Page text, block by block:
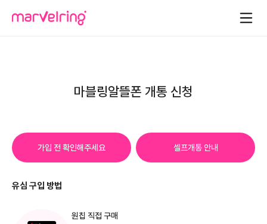
마블링알뜰폰 개통 신청
가입 전 확인해주세요 셀프개통 안내
유심 구입 방법
원칩 직접 구매